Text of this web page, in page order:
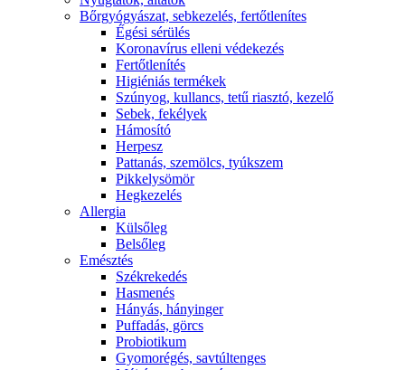
Bőrgyógyászat, sebkezelés, fertőtlenítes
É́gési sérülés
Koronavírus elleni védekezés
Fertőtlenítés
Higiéniás termékek
Szúnyog, kullancs, tetű riasztó, kezelő
Sebek, fekélyek
Hámosító
Herpesz
Pattanás, szemölcs, tyúkszem
Pikkelysömör
Hegkezelés
Allergia
Külsőleg
Belsőleg
Emésztés
Székrekedés
Hasmenés
Hányás, hányinger
Puffadás, görcs
Probiotikum
Gyomorégés, savtúltenges